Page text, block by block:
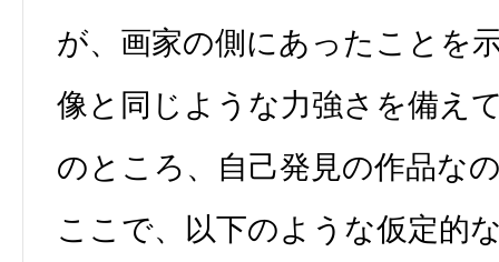
が、画家の側にあったことを
像と同じような力強さを備え
のところ、自己発見の作品な
ここで、以下のような仮定的